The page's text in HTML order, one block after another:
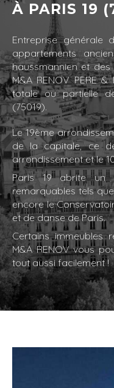
À PARIS 19
Entreprise générale
appartements
haussmannien et des
M&A RENOV PERE
totale ou partielle
(75019).
Le 19ème
de la capitale, ce
arrondissement et le
Paris 19 abrite un
remarquables tels
encore le
et de danse de Paris.
Certains immeubles
M&A RENOV vous
tout aussi facilement !